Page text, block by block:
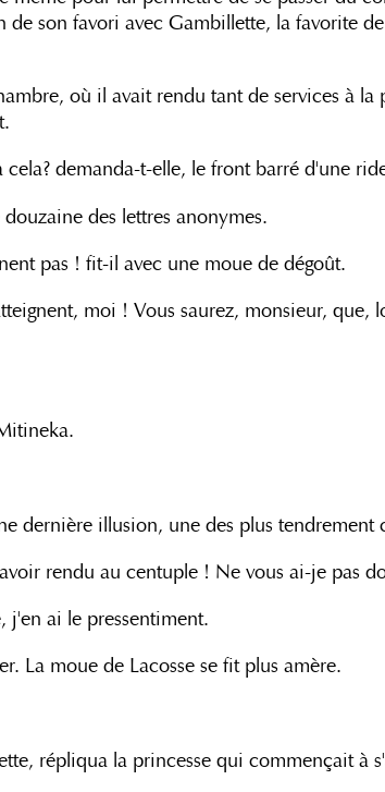
de son favori avec Gambillette, la favorite
où il avait rendu tant de services à
demanda-t-elle, le front barré d'une
des lettres anonymes.
pas ! fit-il avec une moue de dégoût.
moi ! Vous saurez, monsieur,
dernière illusion, une des plus
rendu au centuple ! Ne vous ai-je pas
j'en ai le pressentiment.
La moue de Lacosse se fit plus amère.
répliqua la princesse qui commençait à